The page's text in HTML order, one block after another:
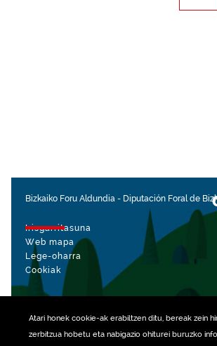
Atari honek cookie-ak erabiltzen ditu, bereak zein
zerbitzua hobetu eta nabigazio ohiturei buruzko
Bizkaiko Foru Aldundia - Diputación Foral de
Irisgarritasuna
Web mapa
Lege-oharra
Cookiak